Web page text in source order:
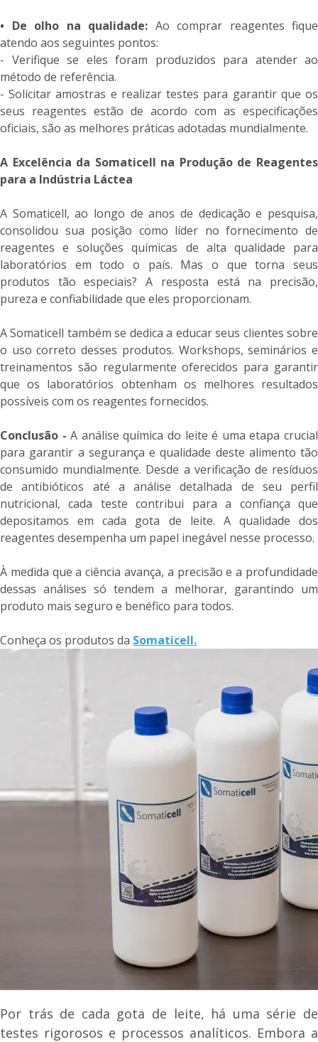
• De olho na qualidade: Ao comprar reagentes fique
atendo aos seguintes pontos:
- Verifique se eles foram produzidos para atender ao
método de referência.
- Solicitar amostras e realizar testes para garantir que os
seus reagentes estão de acordo com as especificações
oficiais, são as melhores práticas adotadas mundialmente.
A Excelência da Somaticell na Produção de Reagentes
para a Indústria Láctea
A Somaticell, ao longo de anos de dedicação e pesquisa,
consolidou sua posição como líder no fornecimento de
reagentes e soluções químicas de alta qualidade para
laboratórios em todo o país. Mas o que torna seus
produtos tão especiais? A resposta está na precisão,
pureza e confiabilidade que eles proporcionam.
A Somaticell também se dedica a educar seus clientes sobre
o uso correto desses produtos. Workshops, seminários e
treinamentos são regularmente oferecidos para garantir
que os laboratórios obtenham os melhores resultados
possíveis com os reagentes fornecidos.
Conclusão - A análise química do leite é uma etapa crucial
para garantir a segurança e qualidade deste alimento tão
consumido mundialmente. Desde a verificação de resíduos
de antibióticos até a análise detalhada de seu perfil
nutricional, cada teste contribui para a confiança que
depositamos em cada gota de leite. A qualidade dos
reagentes desempenha um papel inegável nesse processo.
À medida que a ciência avança, a precisão e a profundidade
dessas análises só tendem a melhorar, garantindo um
produto mais seguro e benéfico para todos.
Conheça os produtos da Somaticell.
Por trás de cada gota de leite, há uma série de
testes rigorosos e processos analíticos. Embora a